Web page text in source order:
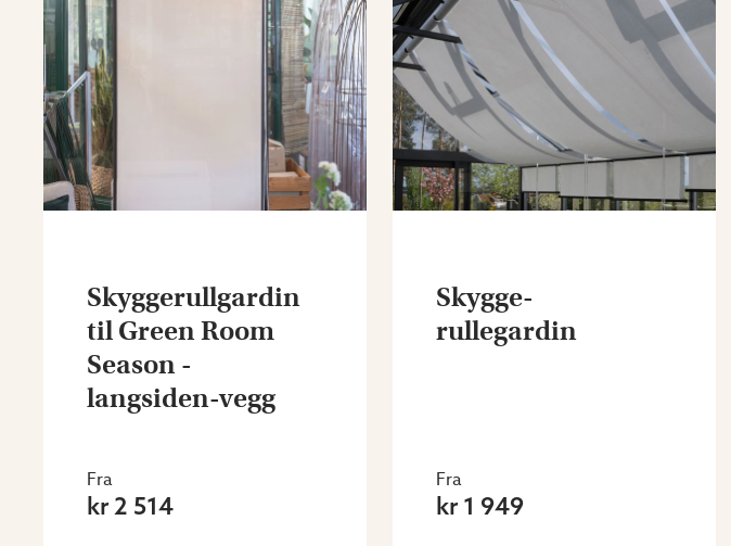
Skyggerullgardin
til Green Room
Season -
langsiden-vegg
Fra
kr 2 514
Skygge-
rullegardin
Fra
kr 1 949